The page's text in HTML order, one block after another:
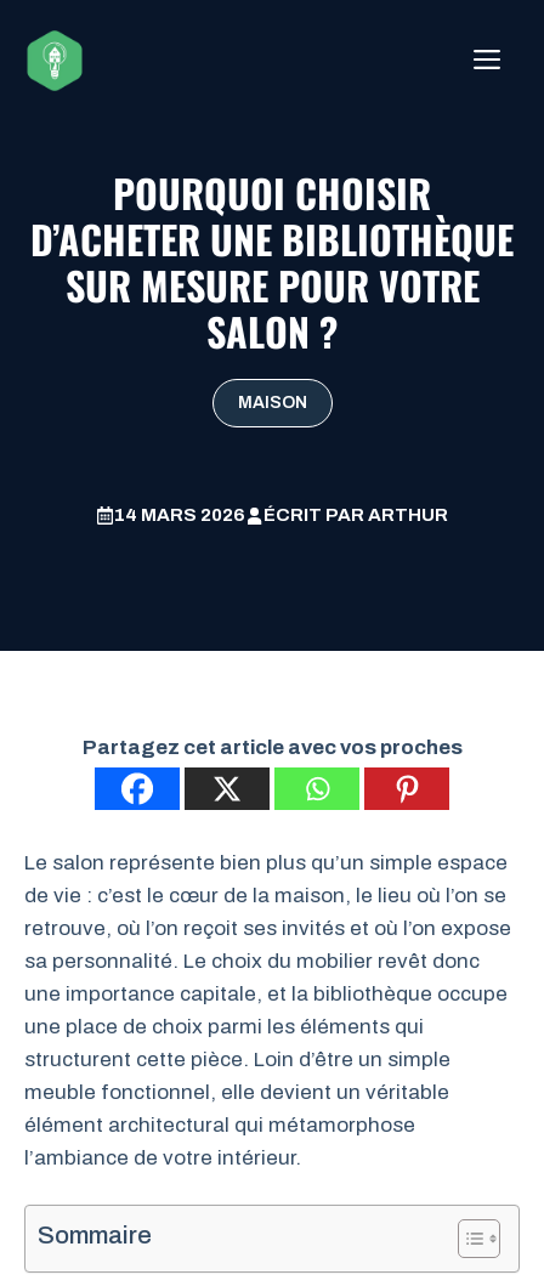
contenu
POURQUOI CHOISIR
D’ACHETER UNE BIBLIOTHÈQUE
SUR MESURE POUR VOTRE
SALON ?
MAISON
14 MARS 2026 ÉCRIT PAR ARTHUR
Partagez cet article avec vos proches
Le salon représente bien plus qu’un simple espace
de vie : c’est le cœur de la maison, le lieu où l’on se
retrouve, où l’on reçoit ses invités et où l’on expose
sa personnalité. Le choix du mobilier revêt donc
une importance capitale, et la bibliothèque occupe
une place de choix parmi les éléments qui
structurent cette pièce. Loin d’être un simple
meuble fonctionnel, elle devient un véritable
élément architectural qui métamorphose
l’ambiance de votre intérieur.
Sommaire